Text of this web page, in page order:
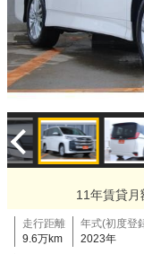
11年賃貸月
走行距離
9.6万km
年式(初度登
2023年